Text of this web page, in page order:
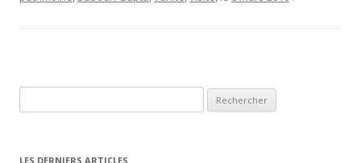
LES DERNIERS ARTICLES